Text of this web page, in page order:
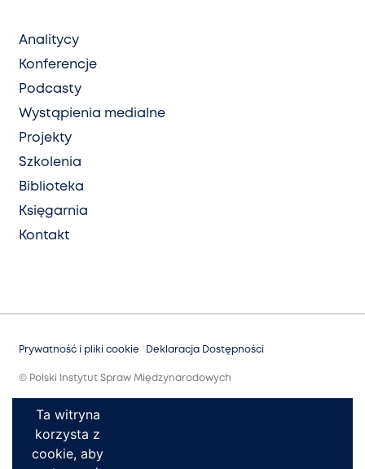
Analitycy
Konferencje
Podcasty
Wystąpienia medialne
Projekty
Szkolenia
Biblioteka
Księgarnia
Kontakt
Prywatność i pliki cookie Deklaracja Dostępności
© Polski Instytut Spraw Międzynarodowych
Ta witryna
korzysta z
cookie, aby